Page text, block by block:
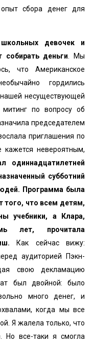
сбора денег для
девочек и
деньги . Мы
что Американское
гордились
несуществующей
митинг по вопросу об
председателем
приглашения по
невероятным,
одиннадцатилетней
субботний
Программа была
того, что всем детям,
учебники, а Клара,
лет, прочитала
Как сейчас вижу:
аудиторией Пэкн-
свою декламацию
был двойной: было
много денег, и
когда мы все
Я жалела только, что
Но все-таки я смогла